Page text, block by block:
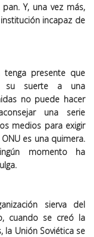
pan. Y, una vez más,
incapaz de
presente que
su suerte a una
no puede hacer
una serie
medios para exigir
es una quimera.
momento ha
sierva del
cuando se creó la
la Unión Soviética se